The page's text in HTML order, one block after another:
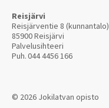
Reisjärvi
Reisjärventie 8 (kunnantalo)
85900 Reisjärvi
Palvelusihteeri
Puh.044 4456 166
© 2026 Jokilatvan opisto